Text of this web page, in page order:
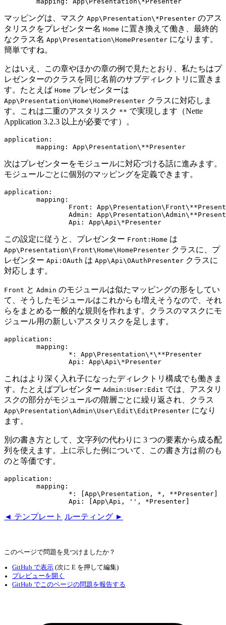
マッピングは、マスク App\Presentation\*Presenter のアス
タリスクをプレゼンター名 Home に置き換えて働き、最終的
なクラス名 App\Presentation\HomePresenter になります。
簡単ですね。
とはいえ、この章やほかの章の例で見たとおり、私たちはプ
レゼンターのクラスを同じ名前のサブディレクトリに置きま
す。たとえば Home プレゼンターは
App\Presentation\Home\HomePresenter クラスに対応しま
す。これは二重のアスタリスク ** で実現します（Nette
Application 3.2.3 以上が必要です）。
application:
次はプレゼンターをモジュールに対応づける話に進みます。
モジュールごとに個別のマッピングを定義できます。
application:
この設定に従うと、プレゼンター Front:Home は
App\Presentation\Front\Home\HomePresenter クラスに、プ
レゼンター Api:OAuth は App\Api\OAuthPresenter クラスに
対応します。
Front と Admin のモジュールは似たマッピングの形をしてい
て、そうしたモジュールはこれからも増えそうなので、それ
らをまとめる一般的な規則を作れます。クラスのマスクにモ
ジュール用の新しいアスタリスクを足します。
application:
これはより深く入れ子になったディレクトリ構成でも働きま
す。たとえばプレゼンター Admin:User:Edit では、アスタリ
スクの部分がモジュールの階層ごとに繰り返され、クラス
App\Presentation\Admin\User\Edit\EditPresenter になり
ます。
別の書き方として、文字列の代わりに 3 つの要素から成る配
列を使えます。上に示した例について、この書き方は前のも
のと等価です。
application:
◄ テンプレート ルーティング ►